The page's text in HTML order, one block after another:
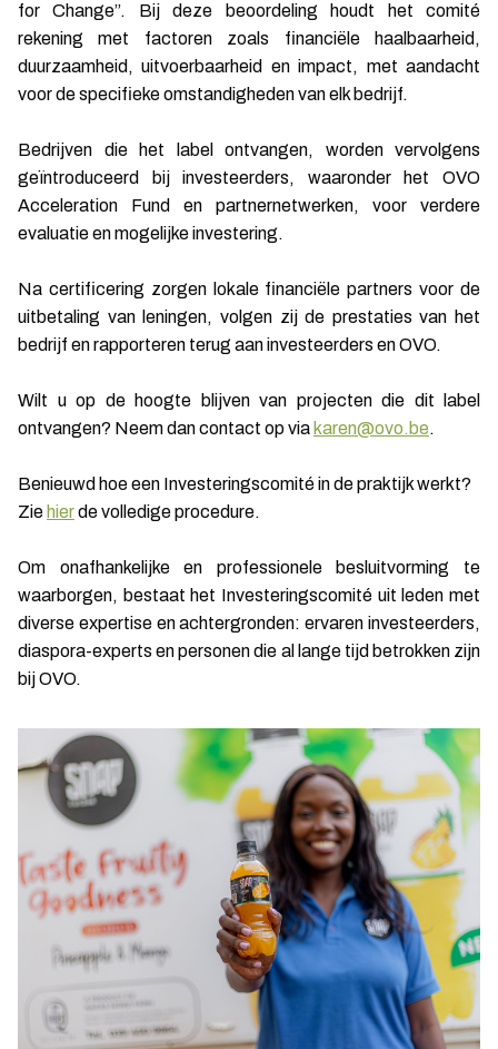
for Change”. Bij deze beoordeling houdt het comité
rekening met factoren zoals financiële haalbaarheid,
duurzaamheid, uitvoerbaarheid en impact, met aandacht
voor de specifieke omstandigheden van elk bedrijf.
Bedrijven die het label ontvangen, worden vervolgens
geïntroduceerd bij investeerders, waaronder het OVO
Acceleration Fund en partnernetwerken, voor verdere
evaluatie en mogelijke investering.
Na certificering zorgen lokale financiële partners voor de
uitbetaling van leningen, volgen zij de prestaties van het
bedrijf en rapporteren terug aan investeerders en OVO.
Wilt u op de hoogte blijven van projecten die dit label
ontvangen? Neem dan contact op via karen@ovo.be.
Benieuwd hoe een Investeringscomité in de praktijk werkt?
Zie hierde volledige procedure.
Om onafhankelijke en professionele besluitvorming te
waarborgen, bestaat het Investeringscomité uit leden met
diverse expertise en achtergronden: ervaren investeerders,
diaspora-experts en personen die al lange tijd betrokken zijn
bij OVO.